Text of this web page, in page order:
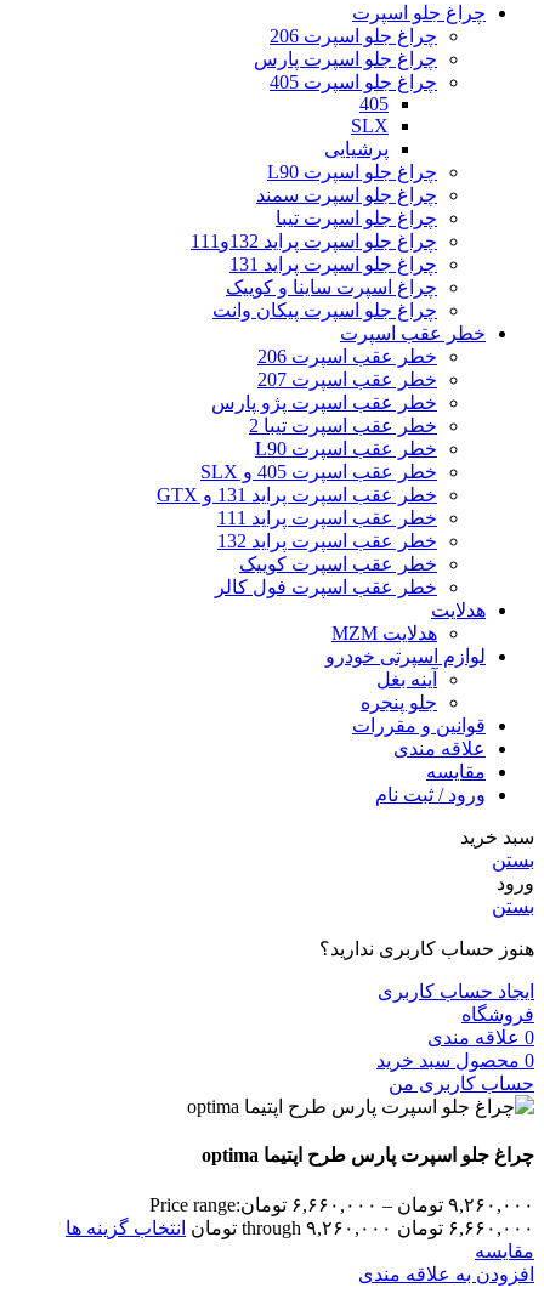
چراغ جلو اسپرت
چراغ جلو اسپرت 206
چراغ جلو اسپرت پارس
چراغ جلو اسپرت 405
405
SLX
پرشیایی
چراغ جلو اسپرت L90
چراغ جلو اسپرت سمند
چراغ جلو اسپرت تیبا
چراغ جلو اسپرت پراید 132و111
چراغ جلو اسپرت پراید 131
چراغ اسپرت ساینا و کوییک
چراغ جلو اسپرت پیکان وانت
خطر عقب اسپرت
خطر عقب اسپرت 206
خطر عقب اسپرت 207
خطر عقب اسپرت پژو پارس
خطر عقب اسپرت تیبا 2
خطر عقب اسپرت L90
خطر عقب اسپرت 405 و SLX
خطر عقب اسپرت پراید 131 و GTX
خطر عقب اسپرت پراید 111
خطر عقب اسپرت پراید 132
خطر عقب اسپرت کوییک
خطر عقب اسپرت فول کالر
هدلایت
هدلایت MZM
لوازم اسپرتی خودرو
آینه بغل
جلو پنجره
قوانین و مقررات
علاقه مندی
مقایسه
ورود / ثبت نام
سبد خرید
بستن
ورود
بستن
هنوز حساب کاربری ندارید؟
ایجاد حساب کاربری
فروشگاه
0 علاقه مندی
0 محصول سبد خرید
حساب کاربری من
چراغ جلو اسپرت پارس طرح اپتیما optima
۹,۲۶۰,۰۰۰ تومان – ۶,۶۶۰,۰۰۰ تومانPrice range:
۶,۶۶۰,۰۰۰ تومان through ۹,۲۶۰,۰۰۰ تومان
انتخاب گزینه ها
مقایسه
افزودن به علاقه مندی